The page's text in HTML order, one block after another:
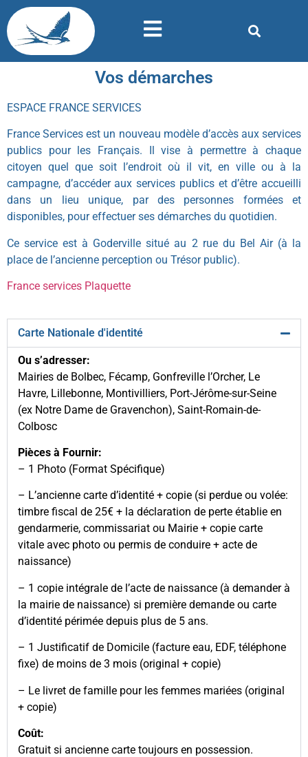
Vos démarches
ESPACE FRANCE SERVICES
France Services est un nouveau modèle d’accès aux services
publics pour les Français. Il vise à permettre à chaque
citoyen quel que soit l’endroit où il vit, en ville ou à la
campagne, d’accéder aux services publics et d’être accueilli
dans un lieu unique, par des personnes formées et
disponibles, pour effectuer ses démarches du quotidien.
Ce service est à Goderville situé au 2 rue du Bel Air (à la
place de l’ancienne perception ou Trésor public).
France services Plaquette
Carte Nationale d'identité
Ou s’adresser:
Mairies de Bolbec, Fécamp, Gonfreville l’Orcher, Le
Havre, Lillebonne, Montivilliers, Port-Jérôme-sur-Seine
(ex Notre Dame de Gravenchon), Saint-Romain-de-
Colbosc
Pièces à Fournir:
– 1 Photo (Format Spécifique)
– L’ancienne carte d’identité + copie (si perdue ou volée:
timbre fiscal de 25€ + la déclaration de perte établie en
gendarmerie, commissariat ou Mairie + copie carte
vitale avec photo ou permis de conduire + acte de
naissance)
– 1 copie intégrale de l’acte de naissance (à demander à
la mairie de naissance) si première demande ou carte
d’identité périmée depuis plus de 5 ans.
– 1 Justificatif de Domicile (facture eau, EDF, téléphone
fixe) de moins de 3 mois (original + copie)
– Le livret de famille pour les femmes mariées (original
+ copie)
Coût:
Gratuit si ancienne carte toujours en possession.